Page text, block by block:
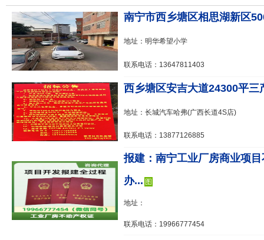
南宁市西乡塘区相思湖新区
地址：明华希望小学
联系电话：13647811403
西乡塘区安吉大道24300平三
地址：长城汽车哈弗(广西长道4S店)
联系电话：13877126885
报建：南宁工业厂房商业项
办... 图
地址：
联系电话：19966777454